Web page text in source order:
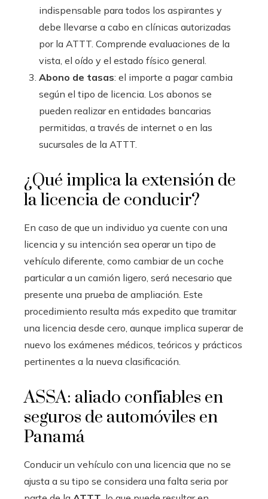
indispensable para todos los aspirantes y
debe llevarse a cabo en clínicas autorizadas
por la ATTT. Comprende evaluaciones de la
vista, el oído y el estado físico general.
Abono de tasas: el importe a pagar cambia
según el tipo de licencia. Los abonos se
pueden realizar en entidades bancarias
permitidas, a través de internet o en las
sucursales de la ATTT.
¿Qué implica la extensión de
la licencia de conducir?
En caso de que un individuo ya cuente con una
licencia y su intención sea operar un tipo de
vehículo diferente, como cambiar de un coche
particular a un camión ligero, será necesario que
presente una prueba de ampliación. Este
procedimiento resulta más expedito que tramitar
una licencia desde cero, aunque implica superar de
nuevo los exámenes médicos, teóricos y prácticos
pertinentes a la nueva clasificación.
ASSA: aliado confiables en
seguros de automóviles en
Panamá
Conducir un vehículo con una licencia que no se
ajusta a su tipo se considera una falta seria por